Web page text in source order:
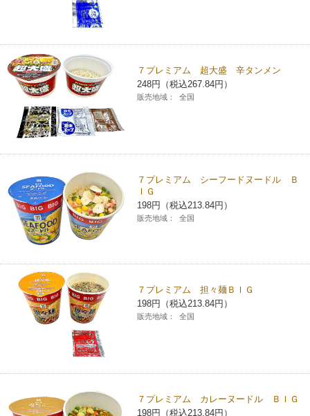
ニンテンドー・ダウンロードカード
ファクス
チケット
スポーツ振興くじ
行政サービス
保険
学び・教育
セブン銀行ATM
ご利用可能なお支払い方法
各種料金のお支払い
レジでApple Accountにチャージ
オンラインフォトサービス
宅配ロッカー（店舗限定）
自転車シェアリング（店舗限定）
モバイルバッテリーシェアリング（店舗限定）
イープラス
CNプレイガイド
タワーレコード
セブンネットショッピング
停電時のサービス停止のお知らせ
貸借対照表・損益計算書
沿革
国内店舗数
セブン‐イレブンの海外事業
データで見るセブン‐イレブン
セブン‐イレブンの「商品力」
セブン-イレブンの横顔
セブン-イレブンの歴史
サステナビリティ推進体制
GREEN CHALLENGE 2050
4VISIONS
サステナビリティレポート
報告書ライブラリー
アルバイト情報
店舗検索
ネットショッピング
お問い合わせ
Language
English (Corporate)
English (Services)
简体中文(服务)
한국어(서비스)
ภาษาไทย(บริการ)
７プレミアム 超大盛 辛タンメン
248円（税込267.84円）
販売地域： 全国
７プレミアム シーフードヌードル Ｂ
ＩＧ
198円（税込213.84円）
販売地域： 全国
７プレミアム 担々麺ＢＩＧ
198円（税込213.84円）
販売地域： 全国
７プレミアム カレーヌードル ＢＩＧ
198円（税込213.84円）